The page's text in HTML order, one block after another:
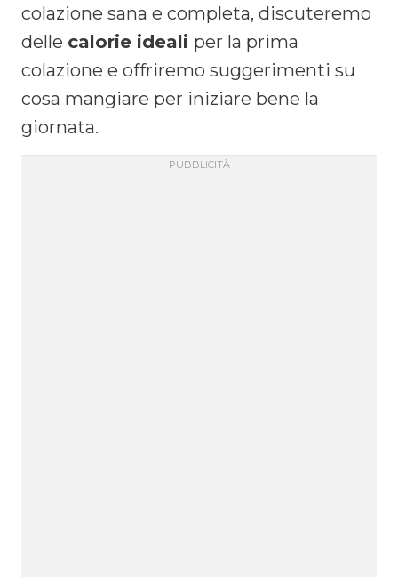
colazione sana e completa, discuteremo
delle calorie ideali per la prima
colazione e offriremo suggerimenti su
cosa mangiare per iniziare bene la
giornata.